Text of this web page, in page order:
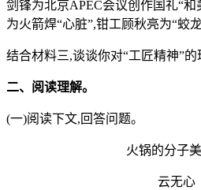
剑锋为北京APEC会议创作国礼“
为火箭焊“心脏”,钳工顾秋亮为“
结合材料三,谈谈你对“工匠精神”的
二、阅读理解。
(一)阅读下文,回答问题。
火锅的分子
云无心